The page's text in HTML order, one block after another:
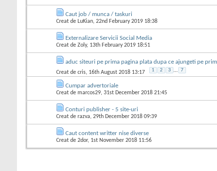
Caut job / munca / taskuri
Creat de LuKian, 22nd February 2019 18:38
Externalizare Servicii Social Media
Creat de Zoly, 13th February 2019 18:51
aduc siteuri pe prima pagina plata dupa ce ajungeti pe
Creat de cris, 16th August 2018 13:17 1 2 3 ... 7
Cumpar advertoriale
Creat de marcos29, 31st December 2018 21:45
Conturi publisher - 5 site-uri
Creat de razva, 29th December 2018 09:39
Caut content writter nise diverse
Creat de 2dor, 1st November 2018 11:56